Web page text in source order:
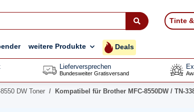
Tinte
weitere Produkte Deals
Lieferversprechen
Bundesweiter Gratisversand
DW Toner Kompatibel für Brother MFC-8550DW / TN-